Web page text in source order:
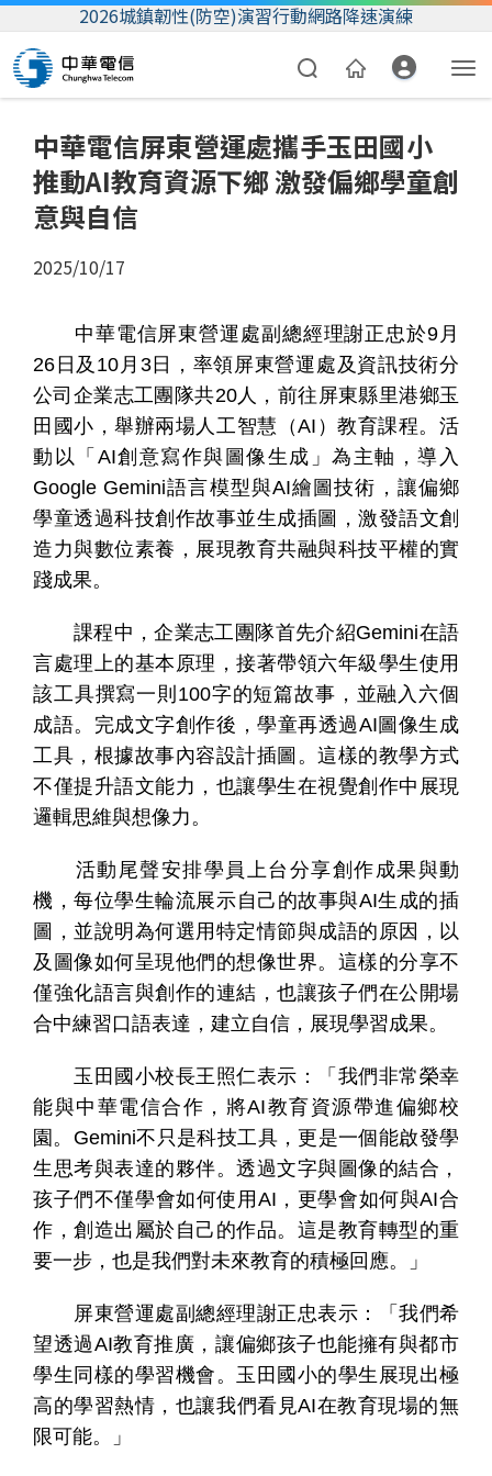
2026城鎮韌性(防空)演習行動網路降速演練
帳單繳費
我的帳號
個
人
家
庭
企
業
國
際
科
技
研
發
關
於
我
們
產品
中華電信屏東營運處攜手玉田國小
推動AI教育資源下鄉 激發偏鄉學童創
意與自信
2025/10/17
中華電信屏東營運處副總經理謝正忠於9 月
26 日及 10 月 3日，率領屏東營運處及資訊技術分
公司企業志工團隊共20人，前往屏東縣里港鄉玉
田國小，舉辦兩場人工智慧（AI ）教育課程。活
動以「 AI創意寫作與圖像生成」為主軸，導入
Google Gemini語言模型與AI繪圖技術，讓偏鄉
學童透過科技創作故事並生成插圖，激發語文創
造力與數位素養，展現教育共融與科技平權的實
踐成果。
課程中，企業志工團隊首先介紹Gemini在語
言處理上的基本原理，接著帶領六年級學生使用
該工具撰寫一則 100字的短篇故事，並融入六個
成語。完成文字創作後，學童再透過AI 圖像生成
工具，根據故事內容設計插圖。這樣的教學方式
不僅提升語文能力，也讓學生在視覺創作中展現
邏輯思維與想像力。
活動尾聲安排學員上台分享創作成果與動
機，每位學生輪流展示自己的故事與AI生成的插
圖，並說明為何選用特定情節與成語的原因，以
及圖像如何呈現他們的想像世界。這樣的分享不
僅強化語言與創作的連結，也讓孩子們在公開場
合中練習口語表達，建立自信，展現學習成果。
玉田國小校長王照仁表示：「我們非常榮幸
能與中華電信合作，將AI教育資源帶進偏鄉校
園。 Gemini不只是科技工具，更是一個能啟發學
生思考與表達的夥伴。透過文字與圖像的結合，
孩子們不僅學會如何使用 AI ，更學會如何與AI合
作，創造出屬於自己的作品。這是教育轉型的重
要一步，也是我們對未來教育的積極回應。」
屏東營運處副總經理謝正忠表示：「我們希
望透過AI教育推廣，讓偏鄉孩子也能擁有與都市
學生同樣的學習機會。玉田國小的學生展現出極
高的學習熱情，也讓我們看見AI在教育現場的無
限可能。」